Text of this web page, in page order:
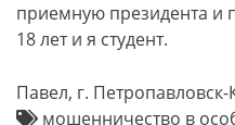
приемную президента
18 лет и я студент.
Павел, г.
мошенничество в